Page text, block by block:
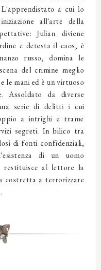
a cui lo
all'arte della
Julian diviene
e detesta il caos, è
russo, domina le
del crimine meglio
le mani ed è un virtuoso
Assoldato da diverse
serie di delitti i cui
a intrighi e trame
segreti. In bilico tra
di fonti confidenziali,
di un uomo
restituisce al lettore la
costretta a terrorizzare